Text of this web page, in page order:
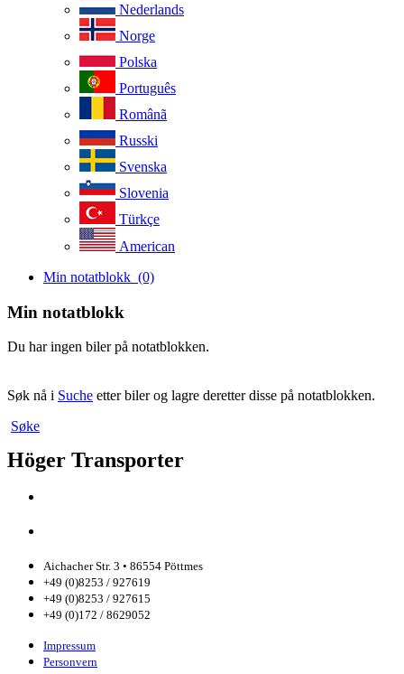
Nederlands
Norge
Polska
Português
Românã
Russki
Svenska
Slovenia
Türkçe
American
Min notatblokk (0)
Min notatblokk
Du har ingen biler på notatblokken.
Søk nå i Suche etter biler og lagre deretter disse på notatblokken.
Søke
Höger Transporter
Aichacher Str. 3 • 86554 Pöttmes
+49 (0)8253 / 927619
+49 (0)8253 / 927615
+49 (0)172 / 8629052
Impressum
Personvern